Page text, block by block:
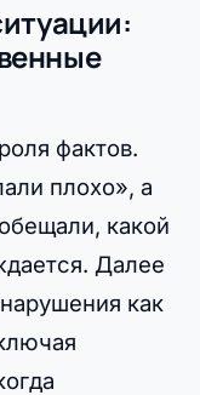
фактов.
плохо», а
какой
Далее
как